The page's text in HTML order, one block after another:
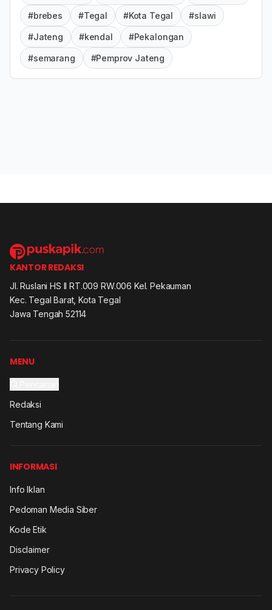
#brebes #Tegal #Kota Tegal #slawi
#Jateng #kendal #Pekalongan
#semarang #Pemprov Jateng
KANTOR REDAKSI
Jl. Ruslani HS II RT.009 RW.006 Kel. Pekauman
Kec. Tegal Barat, Kota Tegal
Jawa Tengah 52114
MENU
Redaksi
Tentang Kami
INFORMASI
Info Iklan
Pedoman Media Siber
Kode Etik
Disclaimer
Privacy Policy